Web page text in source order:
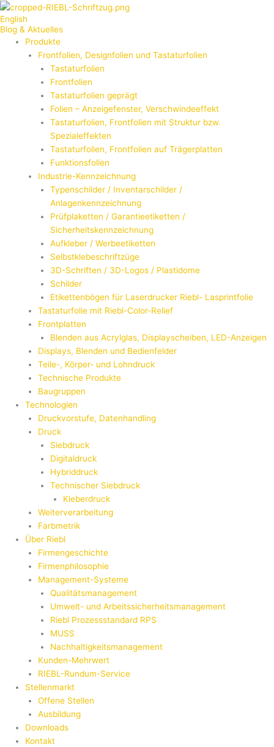
Zum
Inhalt
springen
English
Blog & Aktuelles
Produkte
Frontfolien, Designfolien und Tastaturfolien
Tastaturfolien
Frontfolien
Tastaturfolien geprägt​
Folien – Anzeigefenster, Verschwindeeffekt
Tastaturfolien, Frontfolien mit Struktur bzw.
Spezialeffekten
Tastaturfolien, Frontfolien auf Trägerplatten
Funktionsfolien
Industrie-Kennzeichnung
Typenschilder / Inventarschilder /
Anlagenkennzeichnung
Prüfplaketten / Garantieetiketten /
Sicherheitskennzeichnung
Aufkleber / Werbeetiketten
Selbstklebeschriftzüge
3D-Schriften / 3D-Logos / Plastidome
Schilder
Etikettenbögen für Laserdrucker Riebl- Lasprintfolie
Tastaturfolie mit Riebl-Color-Relief
Frontplatten
Blenden aus Acrylglas, Displayscheiben, LED-Anzeigen
Displays, Blenden und Bedienfelder
Teile-, Körper- und Lohndruck
Technische Produkte
Baugruppen
Technologien
Druckvorstufe, Datenhandling
Druck
Siebdruck
Digitaldruck
Hybriddruck
Technischer Siebdruck
Kleberdruck
Weiterverarbeitung
Farbmetrik
Über Riebl
Firmengeschichte
Firmenphilosophie
Management-Systeme
Qualitätsmanagement
Umwelt- und Arbeitssicherheitsmanagement
Riebl Prozessstandard RPS
MUSS
Nachhaltigkeitsmanagement
Kunden-Mehrwert
RIEBL-Rundum-Service
Stellenmarkt
Offene Stellen
Ausbildung
Downloads
Kontakt